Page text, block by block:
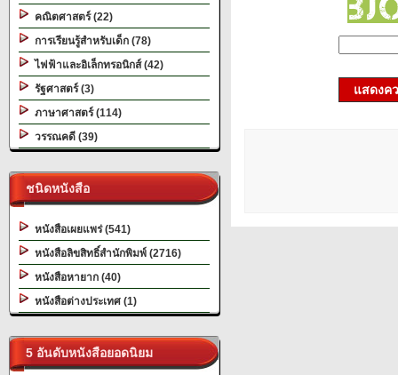
คณิตศาสตร์ (22)
การเรียนรู้สำหรับเด็ก (78)
ไฟฟ้าและอิเล็กทรอนิกส์ (42)
รัฐศาสตร์ (3)
ภาษาศาสตร์ (114)
วรรณคดี (39)
ชนิดหนังสือ
หนังสือเผยแพร่ (541)
หนังสือลิขสิทธิ์สำนักพิมพ์ (2716)
หนังสือหายาก (40)
หนังสือต่างประเทศ (1)
5 อันดับหนังสือยอดนิยม
แสดงค